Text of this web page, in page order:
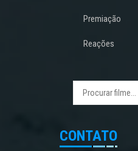
Premiação
Reações
CONTATO